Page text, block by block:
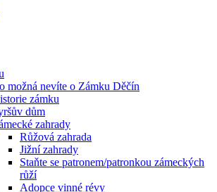
možná nevíte o Zámku Děčín
zámku
dům
zahrady
Růžová zahrada
Jižní zahrady
Staňte se patronem/patronkou zámeckých
růží
Adopce vinné révy